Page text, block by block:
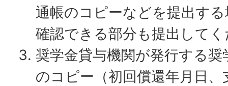
通帳のコピーなどを提出す
確認できる部分も提出して
奨学金貸与機関が発行する
のコピー（初回償還年月日